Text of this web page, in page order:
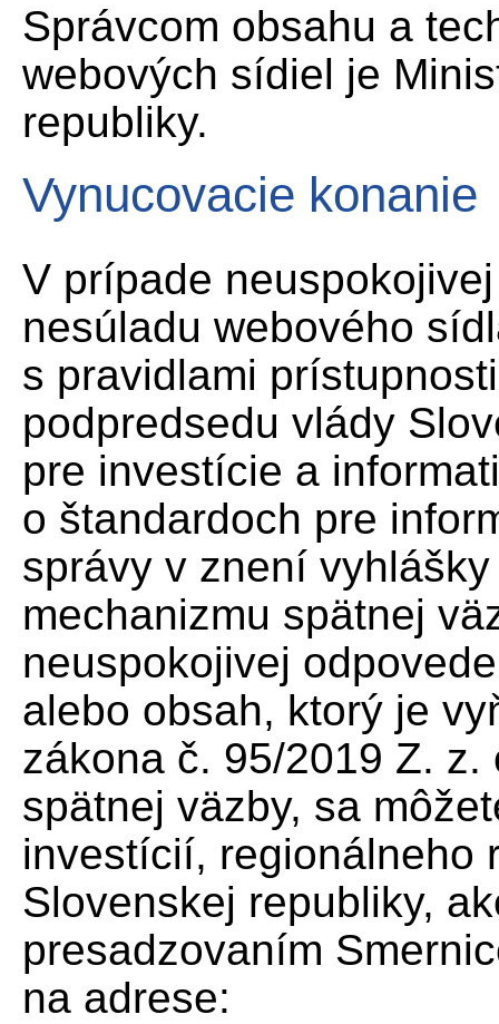
Správcom obsahu a
webových sídiel je
republiky.
Vynucovacie konanie
V prípade
nesúladu webového
s pravidlami
podpredsedu vlády
pre investície a
o štandardoch pre
správy v znení
mechanizmu spätnej
neuspokojivej
alebo obsah, ktorý je
zákona č. 95/2019 Z.
spätnej väzby, sa
investícií, regionálneho
Slovenskej republiky,
presadzovaním
na adrese: